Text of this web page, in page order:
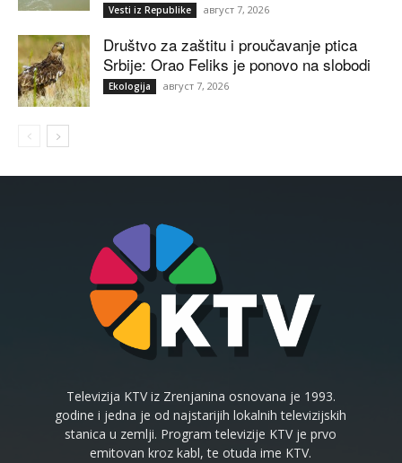
Vesti iz Republike август 7, 2026
Društvo za zaštitu i proučavanje ptica
Srbije: Orao Feliks je ponovo na slobodi
Ekologija август 7, 2026
Televizija KTV iz Zrenjanina osnovana je 1993.
godine i jedna je od najstarijih lokalnih televizijskih
stanica u zemlji. Program televizije KTV je prvo
emitovan kroz kabl, te otuda ime KTV.